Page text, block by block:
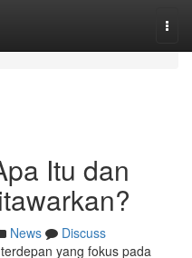
Itu dan
News
Discuss
yang fokus pada